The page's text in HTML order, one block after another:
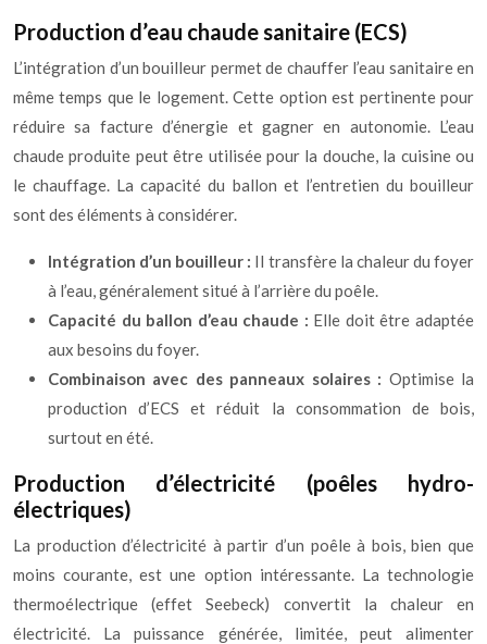
Production d’eau chaude sanitaire (ECS)
L’intégration d’un bouilleur permet de chauffer l’eau sanitaire en
même temps que le logement. Cette option est pertinente pour
réduire sa facture d’énergie et gagner en autonomie. L’eau
chaude produite peut être utilisée pour la douche, la cuisine ou
le chauffage. La capacité du ballon et l’entretien du bouilleur
sont des éléments à considérer.
Intégration d’un bouilleur : Il transfère la chaleur du foyer
à l’eau, généralement situé à l’arrière du poêle.
Capacité du ballon d’eau chaude : Elle doit être adaptée
aux besoins du foyer.
Combinaison avec des panneaux solaires : Optimise la
production d’ECS et réduit la consommation de bois,
surtout en été.
Production d’électricité (poêles hydro-
électriques)
La production d’électricité à partir d’un poêle à bois, bien que
moins courante, est une option intéressante. La technologie
thermoélectrique (effet Seebeck) convertit la chaleur en
électricité. La puissance générée, limitée, peut alimenter